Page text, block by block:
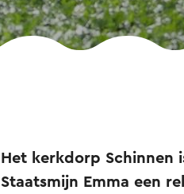
Het kerkdorp Schinnen
Staatsmijn Emma een